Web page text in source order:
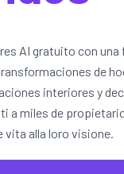
AI gratuito con
de
interiores y
a miles de
vita alla loro visione.